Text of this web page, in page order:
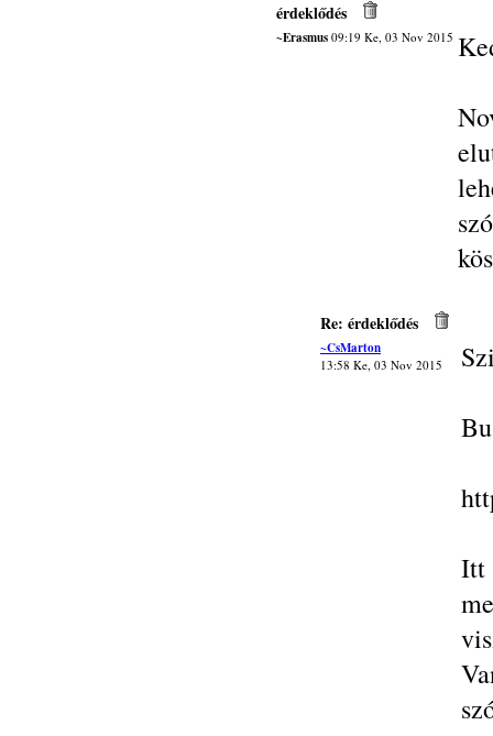
érdeklődés
~Erasmus 09:19 Ke, 03 Nov 2015
Re: érdeklődés
~CsMarton
13:58 Ke, 03 Nov 2015
Itt